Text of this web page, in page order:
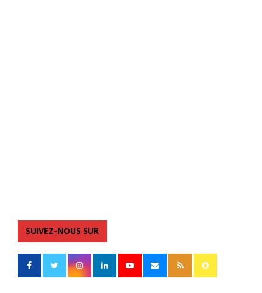
SUIVEZ-NOUS SUR